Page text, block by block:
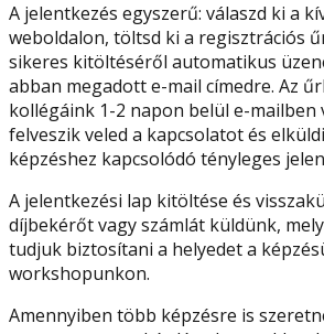
A jelentkezés egyszerű: válaszd ki a
weboldalon, töltsd ki a regisztrációs
sikeres kitöltéséről automatikus
abban megadott e-mail címedre. Az
kollégáink 1-2 napon belül e-mailben
felveszik veled a kapcsolatot és
képzéshez kapcsolódó tényleges
A jelentkezési lap kitöltése és
díjbekérőt vagy számlát küldünk,
tudjuk biztosítani a helyedet a
workshopunkon.
Amennyiben több képzésre is